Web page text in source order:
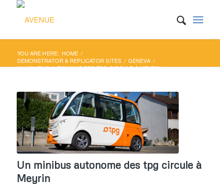
YOU ARE HERE: HOME /
DEMONSTRATOR & REPLICATOR SITES / GENEVA /
UN MINIBUS AUTONOME DES TPG CIRCULE À MEYRIN
Un minibus autonome des tpg circule à
Meyrin